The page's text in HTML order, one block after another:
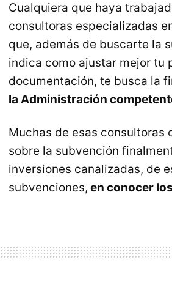
Cualquiera que haya
consultoras especializadas
que, además de buscarte la
indica como ajustar mejor tu
documentación, te busca la
la Administración
Muchas de esas consultoras
sobre la subvención
inversiones canalizadas, de
subvenciones, en conocer